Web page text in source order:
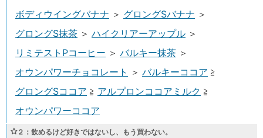
ボディウイングバナナ ＞ グロングSバナナ ＞
グロングS抹茶 ＞ ハイクリアーアップル ＞
リミテストPコーヒー ＞ バルキー抹茶 ＞
オウンパワーチョコレート ＞ バルキーココア ≧
グロングSココア ≧ アルプロンココアミルク ≧
オウンパワーココア
２ ：飲めるけど好きではないし、もう買わない。